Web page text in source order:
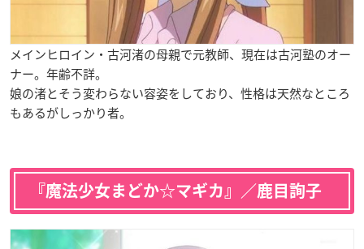
メインヒロイン・古河渚の母親で元教師、現在は古河塾のオー
ナー。年齢不詳。
娘の渚とそう変わらない容姿をしており、性格は天然なところ
もあるがしっかり者。
『魔法少女まどか☆マギカ』／鹿目詢子